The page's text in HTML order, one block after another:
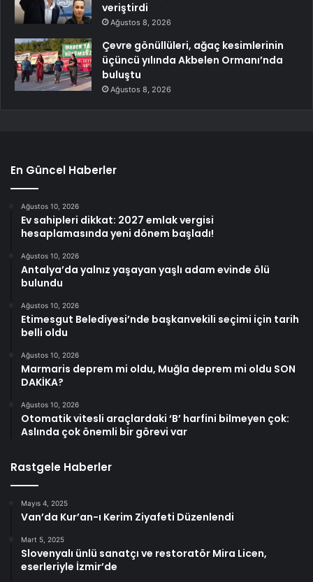
veriştirdi
Ağustos 8, 2026
Çevre gönüllüleri, ağaç kesimlerinin
üçüncü yılında Akbelen Ormanı’nda
buluştu
Ağustos 8, 2026
En Güncel Haberler
Ağustos 10, 2026
Ev sahipleri dikkat: 2027 emlak vergisi
hesaplamasında yeni dönem başladı!
Ağustos 10, 2026
Antalya’da yalnız yaşayan yaşlı adam evinde ölü
bulundu
Ağustos 10, 2026
Etimesgut Belediyesi’nde başkanvekili seçimi için tarih
belli oldu
Ağustos 10, 2026
Marmaris deprem mi oldu, Muğla deprem mi oldu SON
DAKİKA?
Ağustos 10, 2026
Otomatik vitesli araçlardaki ‘B’ harfini bilmeyen çok:
Aslında çok önemli bir görevi var
Rastgele Haberler
Mayıs 4, 2025
Van’da Kur’an-ı Kerim Ziyafeti Düzenlendi
Mart 5, 2025
Slovenyalı ünlü sanatçı ve restoratör Mira Licen,
eserleriyle İzmir’de